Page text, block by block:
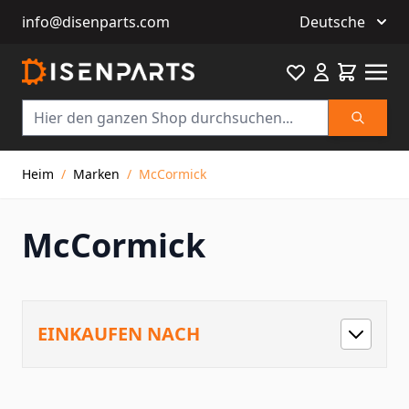
info@disenparts.com Deutsche
Suche
Favourite
Heim / Marken / McCormick
McCormick
EINKAUFEN NACH